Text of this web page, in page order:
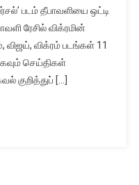
படம் தீபாவளியை ஒட்டி
ரேசில் விக்ரமின்
விஜய், விக்ரம் படங்கள் 11
செய்திகள்
குறித்துப் […]